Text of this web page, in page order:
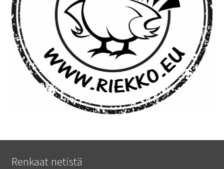
Renkaat netistä